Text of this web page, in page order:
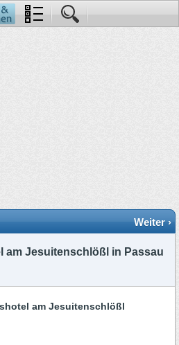
Weiter ›
am Jesuitenschlößl in Passau
am Jesuitenschlößl